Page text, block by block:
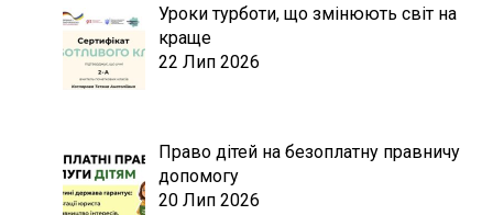
Уроки турботи, що змінюють світ на
краще
22 Лип 2026
Право дітей на безоплатну правничу
допомогу
20 Лип 2026